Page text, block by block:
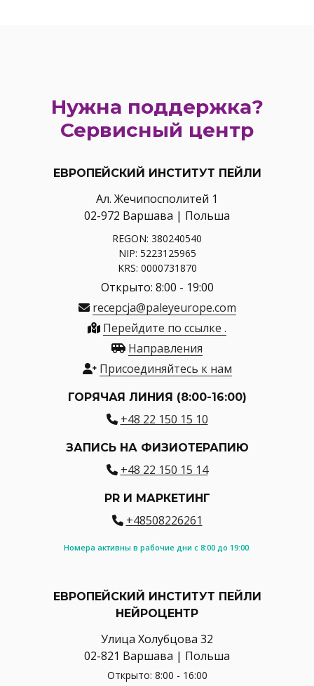
Нужна поддержка?
Сервисный центр
ЕВРОПЕЙСКИЙ ИНСТИТУТ ПЕЙЛИ
Ал. Жечипосполитей 1
02-972 Варшава | Польша
REGON: 380240540
NIP: 5223125965
KRS: 0000731870
Открыто: 8:00 - 19:00
recepcja@paleyeurope.com
Перейдите по ссылке .
Направления
Присоединяйтесь к нам
ГОРЯЧАЯ ЛИНИЯ (8:00-16:00)
+48 22 150 15 10
ЗАПИСЬ НА ФИЗИОТЕРАПИЮ
+48 22 150 15 14
PR И МАРКЕТИНГ
+48508226261
Номера активны в рабочие дни с 8:00 до 19:00.
ЕВРОПЕЙСКИЙ ИНСТИТУТ ПЕЙЛИ
НЕЙРОЦЕНТР
Улица Холубцова 32
02-821 Варшава | Польша
Открыто: 8:00 - 16:00